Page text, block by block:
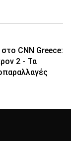
CNN Greece:
2 - Τα